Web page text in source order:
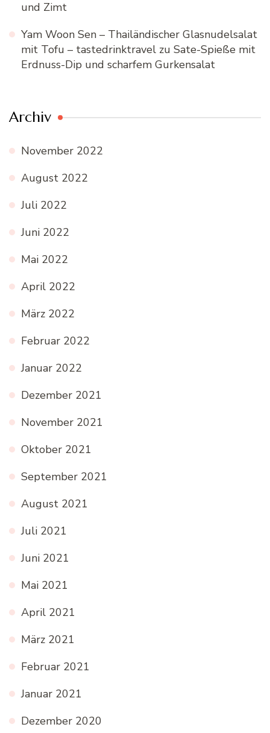
und Zimt
Yam Woon Sen – Thailändischer Glasnudelsalat
mit Tofu – tastedrinktravel zu Sate-Spieße mit
Erdnuss-Dip und scharfem Gurkensalat
Archiv
November 2022
August 2022
Juli 2022
Juni 2022
Mai 2022
April 2022
März 2022
Februar 2022
Januar 2022
Dezember 2021
November 2021
Oktober 2021
September 2021
August 2021
Juli 2021
Juni 2021
Mai 2021
April 2021
März 2021
Februar 2021
Januar 2021
Dezember 2020